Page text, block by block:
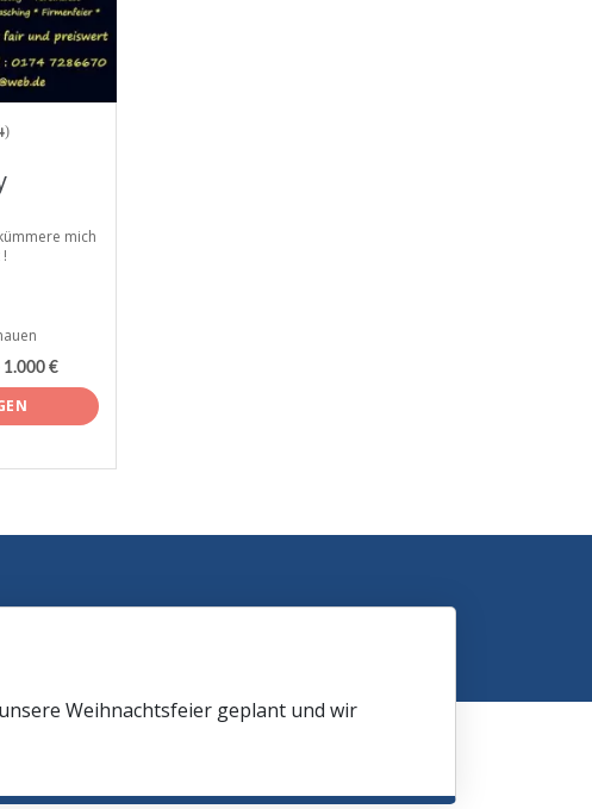
mich
1.000 €
Weihnachtsfeier geplant und wir